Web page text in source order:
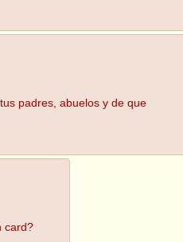
padres, abuelos y de que
card?